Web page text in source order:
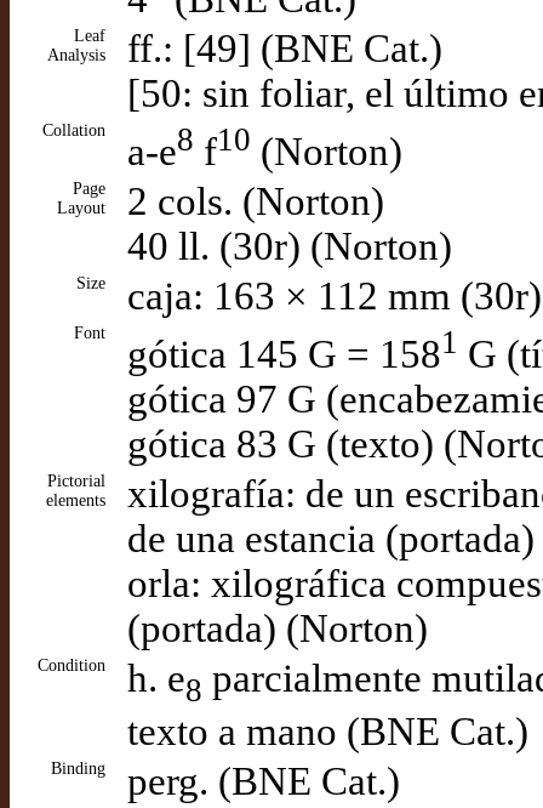
Leaf
Analysis
ff.: [49] (BNE Cat.)
[50: sin foliar, el último
Collation a-e8 f10 (Norton)
Page
Layout
2 cols. (Norton)
40 ll. (30r) (Norton)
Size caja: 163 × 112 mm
Font gótica 145 G = 1581 G
gótica 97 G
gótica 83 G (texto)
Pictorial
elements
xilografía: de un
de una estancia
orla: xilográfica
(portada) (Norton)
Condition h. e8 parcialmente
texto a mano (BNE Cat.)
Binding perg. (BNE Cat.)